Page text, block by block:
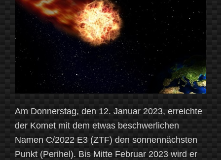
Am Donnerstag, den 12. Januar 2023, erreichte
der Komet mit dem etwas beschwerlichen
Namen C/2022 E3 (ZTF) den sonnennächsten
Punkt (Perihel). Bis Mitte Februar 2023 wird er